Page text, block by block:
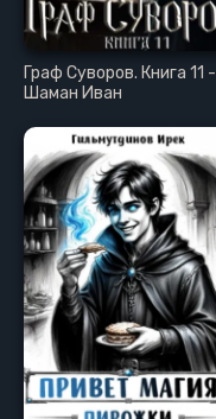
Граф Суворов. Книга 11 -
Шаман Иван